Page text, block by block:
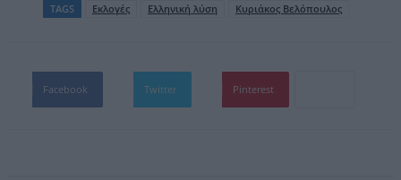
TAGS Εκλογές Ελληνική λύση Κυριάκος Βελόπουλος
Facebook Twitter Pinterest